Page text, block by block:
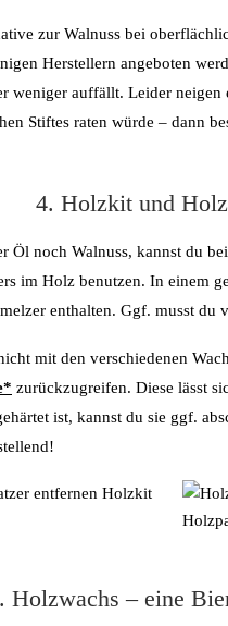
zur Walnuss bei
Herstellern angeboten
weniger auffällt. Leider
Stiftes raten würde – dann
4. Holzkit und
Öl noch Walnuss, kannst du
im Holz benutzen. In einem
enthalten. Ggf. musst du
mit den verschiedenen
zurückzugreifen. Diese lässt
ist, kannst du sie ggf.
Holzwachs – eine